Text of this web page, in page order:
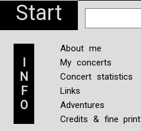
Start
I
N
F
O
About me
My concerts
Concert statistics
Links
Adventures
Credits & fine print